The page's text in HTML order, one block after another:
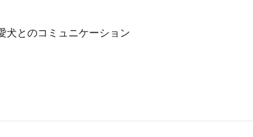
犬とのコミュニケーション